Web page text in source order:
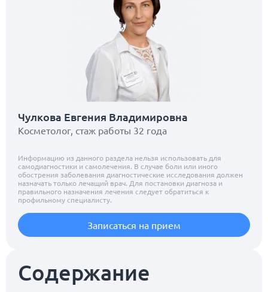
Содержание
Чулкова Евгения Владимировна
Косметолог, стаж работы 32 года
Информацию из данного раздела нельзя использовать для
самодиагностики и самолечения. В случае боли или иного
обострения заболевания диагностические исследования должен
назначать только лечащий врач. Для постановки диагноза и
правильного назначения лечения следует обратиться к
профильному специалисту.
Записаться на прием